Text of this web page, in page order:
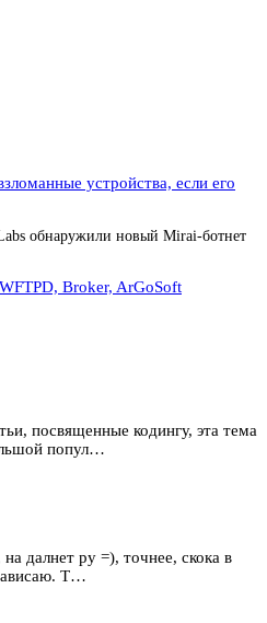
устройства, если его
обнаружили новый Mirai-ботнет
Broker, ArGoSoft
посвященные кодингу, эта тема
попул…
далнет ру =), точнее, скока в
Т…